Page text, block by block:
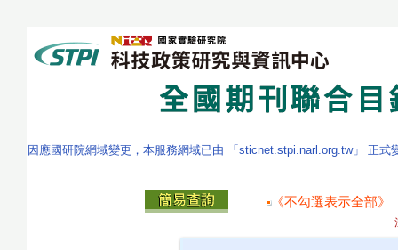
因應國研院網域變更，本服務網域已由 「sticnet.stpi.narl.org.tw」 正
《不勾選表示全部》